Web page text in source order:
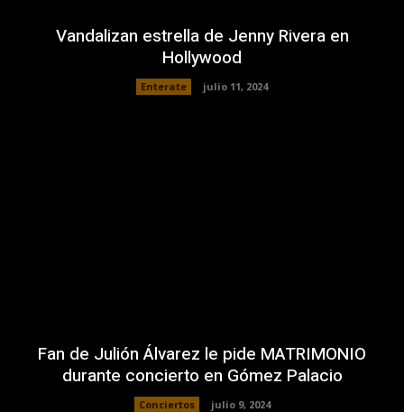
Vandalizan estrella de Jenny Rivera en
Hollywood
Enterate julio 11, 2024
Fan de Julión Álvarez le pide MATRIMONIO
durante concierto en Gómez Palacio
Conciertos julio 9, 2024